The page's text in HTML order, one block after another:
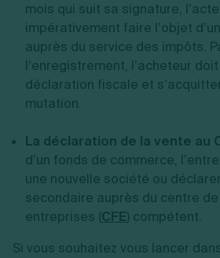
mois qui suit sa signature,
impérativement faire l’objet
auprès du service des impôts.
l’enregistrement, l’acheteur
déclaration fiscale et
mutation.
La déclaration de la vente au
d’un fonds de commerce,
une nouvelle société ou
secondaire auprès du centre
entreprises (CFE) compétent.
Si vous souhaitez vous lancer